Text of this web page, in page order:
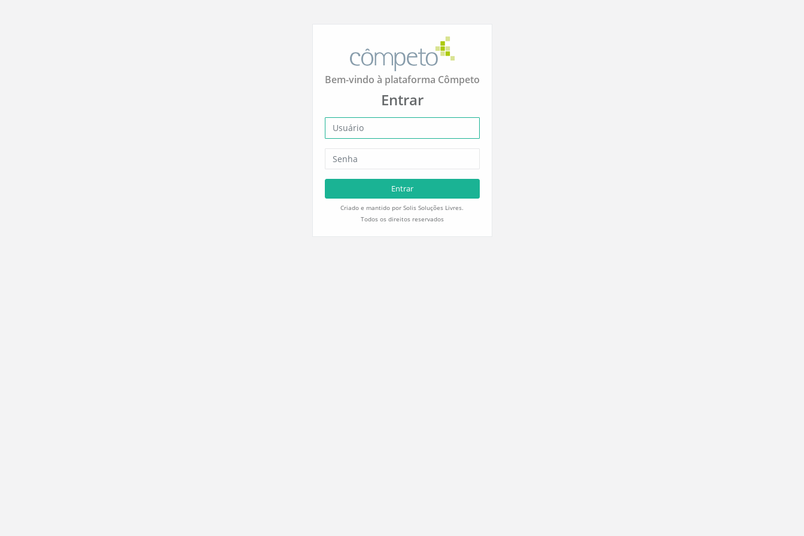
Bem-vindo à plataforma Cômpeto
Entrar
Entrar
Criado e mantido por Solis Soluções Livres.
Todos os direitos reservados